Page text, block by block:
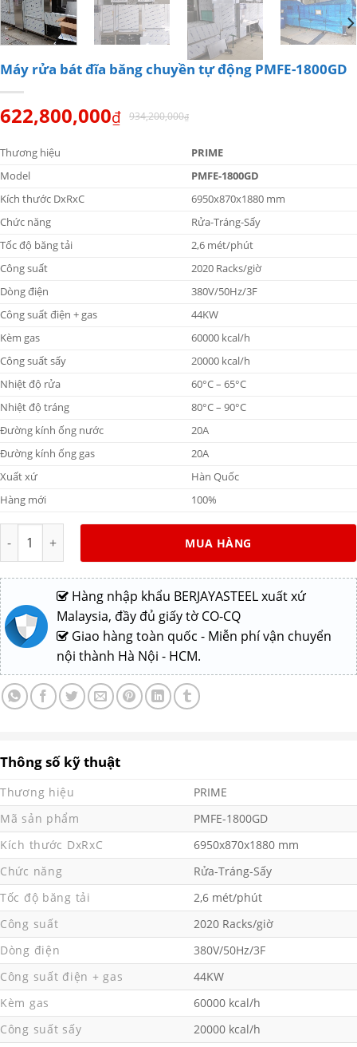
Máy rửa bát đĩa băng chuyền tự động PMFE-1800GD
622,800,000₫ 934,200,000₫
Thương hiệu
PRIME
Model
PMFE-1800GD
Kích thước DxRxC
6950x870x1880 mm
Chức năng
Rửa-Tráng-Sấy
Tốc độ băng tải
2,6 mét/phút
Công suất
2020 Racks/giờ
Dòng điện
380V/50Hz/3F
Công suất điện + gas
44KW
Kèm gas
60000 kcal/h
Công suất sấy
20000 kcal/h
Nhiệt độ rửa
60°C – 65°C
Nhiệt độ tráng
80°C – 90°C
Đường kính ống nước
20A
Đường kính ống gas
20A
Xuất xứ
Hàn Quốc
Hàng mới
100%
MUA HÀNG
Hàng nhập khẩu BERJAYASTEEL xuất xứ
Malaysia, đầy đủ giấy tờ CO-CQ
Giao hàng toàn quốc - Miễn phí vận chuyển
nội thành Hà Nội - HCM.
Thông số kỹ thuật
Thương hiệu
PRIME
Mã sản phẩm
PMFE-1800GD
Kích thước DxRxC
6950x870x1880 mm
Chức năng
Rửa-Tráng-Sấy
Tốc độ băng tải
2,6 mét/phút
Công suất
2020 Racks/giờ
Dòng điện
380V/50Hz/3F
Công suất điện + gas
44KW
Kèm gas
60000 kcal/h
Công suất sấy
20000 kcal/h